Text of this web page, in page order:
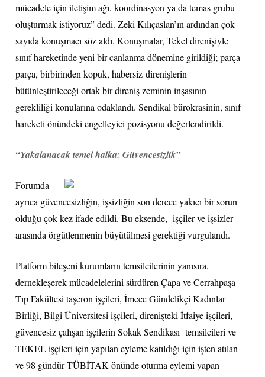
mücadele için iletişim ağı, koordinasyon ya da temas grubu
oluşturmak istiyoruz” dedi. Zeki Kılıçaslan’ın ardından çok
sayıda konuşmacı söz aldı. Konuşmalar, Tekel direnişiyle
sınıf hareketinde yeni bir canlanma dönemine girildiği; parça
parça, birbirinden kopuk, habersiz direnişlerin
bütünleştirileceği ortak bir direniş zeminin inşasının
gerekliliği konularına odaklandı. Sendikal bürokrasinin, sınıf
hareketi önündeki engelleyici pozisyonu değerlendirildi.
“Yakalanacak temel halka: Güvencesizlik”
Forumda
ayrıca güvencesizliğin, işsizliğin son derece yakıcı bir sorun
olduğu çok kez ifade edildi. Bu eksende, işçiler ve işsizler
arasında örgütlenmenin büyütülmesi gerektiği vurgulandı.
Platform bileşeni kurumların temsilcilerinin yanısıra,
dernekleşerek mücadelelerini sürdüren Çapa ve Cerrahpaşa
Tıp Fakültesi taşeron işçileri, İmece Gündelikçi Kadınlar
Birliği, Bilgi Üniversitesi işçileri, direnişteki İtfaiye işçileri,
güvencesiz çalışan işçilerin Sokak Sendikası temsilcileri ve
TEKEL işçileri için yapılan eyleme katıldığı için işten atılan
ve 98 gündür TÜBİTAK önünde oturma eylemi yapan